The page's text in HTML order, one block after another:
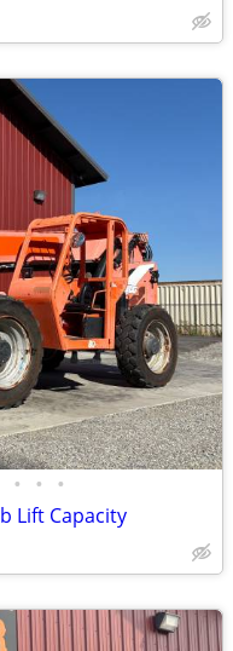
• • •
Lift Capacity